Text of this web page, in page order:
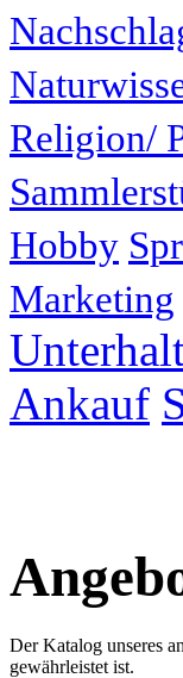
Religion/
Hobby
Marketing
Ankauf
Der Katalog unseres
gewährleistet ist.